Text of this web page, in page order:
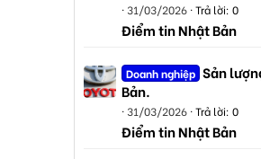
31/03/2026 Trả lời: 0
Điểm tin Nhật Bản
Doanh nghiệp Sản
Bản.
31/03/2026 Trả lời: 0
Điểm tin Nhật Bản